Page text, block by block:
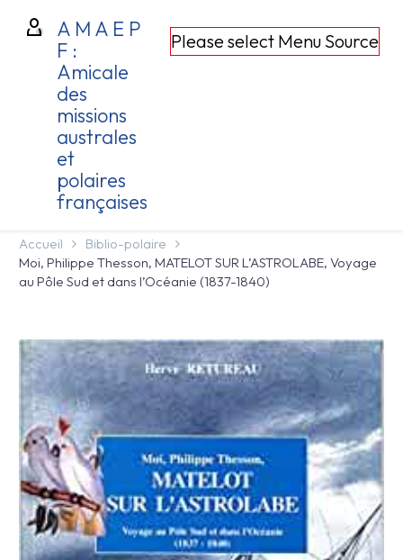
Please select Menu Source
A M A E P
F :
Amicale
des
missions
australes
et
polaires
françaises
Accueil
Biblio-polaire
Moi, Philippe Thesson, MATELOT SUR L’ASTROLABE, Voyage
au Pôle Sud et dans l’Océanie (1837-1840)